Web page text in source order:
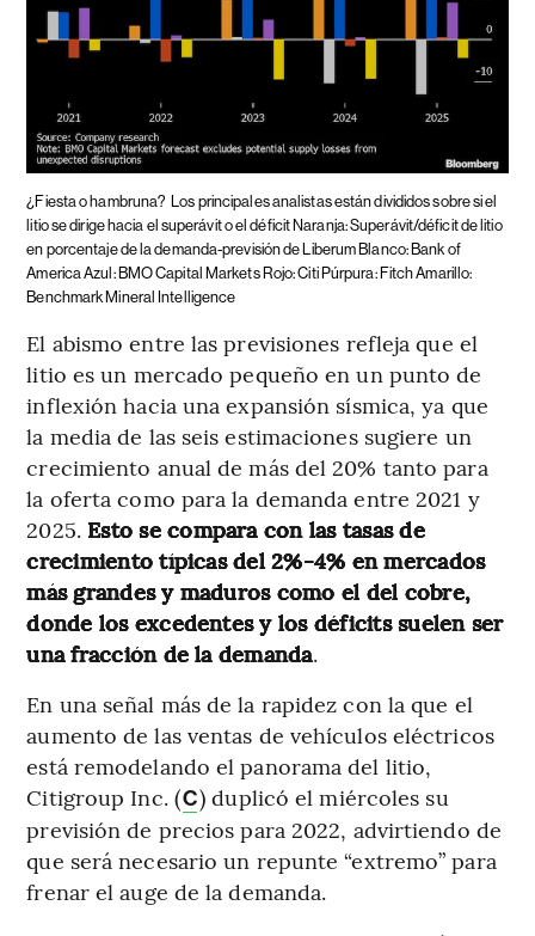
¿Fiesta o hambruna? Los principales analistas están divididos sobre si el
litio se dirige hacia el superávit o el déficit Naranja: Superávit/déficit de litio
en porcentaje de la demanda-previsión de Liberum Blanco: Bank of
America Azul: BMO Capital Markets Rojo: Citi Púrpura: Fitch Amarillo:
Benchmark Mineral Intelligence
El abismo entre las previsiones refleja que el
litio es un mercado pequeño en un punto de
inflexión hacia una expansión sísmica, ya que
la media de las seis estimaciones sugiere un
crecimiento anual de más del 20% tanto para
la oferta como para la demanda entre 2021 y
2025.Esto se compara con las tasas de
crecimiento típicas del 2%-4% en mercados
más grandes y maduros como el del cobre,
donde los excedentes y los déficits suelen ser
una fracción de la demanda.
En una señal más de la rapidez con la que el
aumento de las ventas de vehículos eléctricos
está remodelando el panorama del litio,
Citigroup Inc. (C) duplicó el miércoles su
previsión de precios para 2022, advirtiendo de
que será necesario un repunte “extremo” para
frenar el auge de la demanda.